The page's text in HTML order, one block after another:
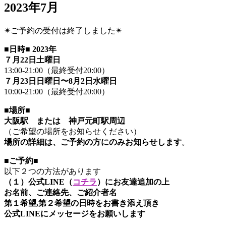
2023年7月
✴︎ご予約の受付は終了しました✴︎
■日時■ 2023年
７月22日土曜日
13:00-21:00（最終受付20:00）
７月23日日曜日〜8月2日水曜日
10:00-21:00（最終受付20:00）
■場所■
大阪駅 または 神戸元町駅周辺
（ご希望の場所をお知らせください）
場所の詳細は、ご予約の方にのみお知らせします。
■ご予約■
以下２つの方法があります
（１）公式LINE（コチラ ）にお友達追加の上
お名前、ご連絡先、ご紹介者名
第１希望,第２希望の日時をお書き添え頂き
公式LINEにメッセージをお願いします